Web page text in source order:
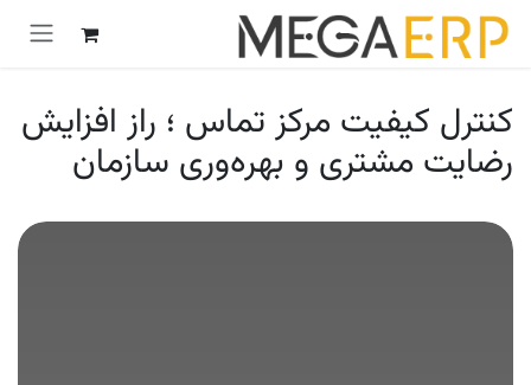
پرش به محتوا
کنترل کیفیت مرکز تماس ؛ راز افزایش
رضایت مشتری و بهره‌وری سازمان